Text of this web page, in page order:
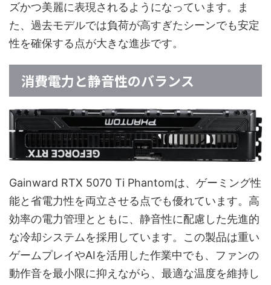
ズかつ美麗に表現されるようになっています。ま
た、過去モデルでは負荷が高すぎたシーンでも安定
性を確保する点が大きな進歩です。
消費電力と静音性のバランス
Gainward RTX 5070 Ti Phantomは、ゲーミング性
能と省電力性を両立させる点でも優れています。高
効率の電力管理とともに、静音性に配慮した先進的
な冷却システムを採用しています。この製品は重い
ゲームプレイやAIを活用した作業中でも、ファンの
動作音を最小限に抑えながら、最適な温度を維持し